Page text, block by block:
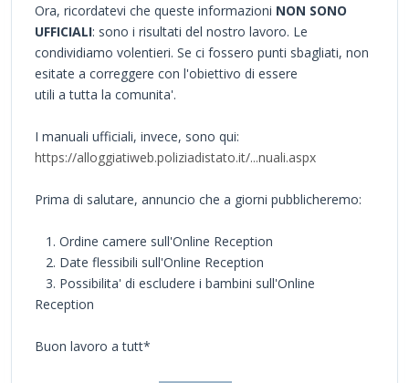
Ora, ricordatevi che queste informazioni NON SONO
UFFICIALI: sono i risultati del nostro lavoro. Le
condividiamo volentieri. Se ci fossero punti sbagliati, non
esitate a correggere con l'obiettivo di essere
utili a tutta la comunita'.
I manuali ufficiali, invece, sono qui:
https://alloggiatiweb.poliziadistato.it/...nuali.aspx
Prima di salutare, annuncio che a giorni pubblicheremo:
1. Ordine camere sull'Online Reception
2. Date flessibili sull'Online Reception
3. Possibilita' di escludere i bambini sull'Online
Reception
Buon lavoro a tutt*